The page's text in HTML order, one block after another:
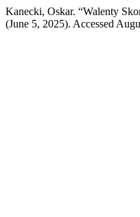
Kanecki, Oskar. “Walenty
(June 5, 2025). Accessed